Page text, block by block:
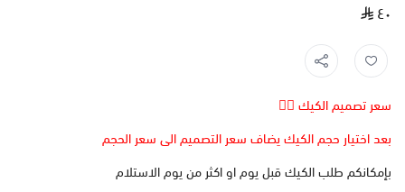
٤٠
سعر تصميم الكيك 👆🏻
بعد اختيار حجم الكيك يضاف سعر التصميم الى سعر الحجم
بإمكانكم طلب الكيك قبل يوم او اكثر من يوم الاستلام